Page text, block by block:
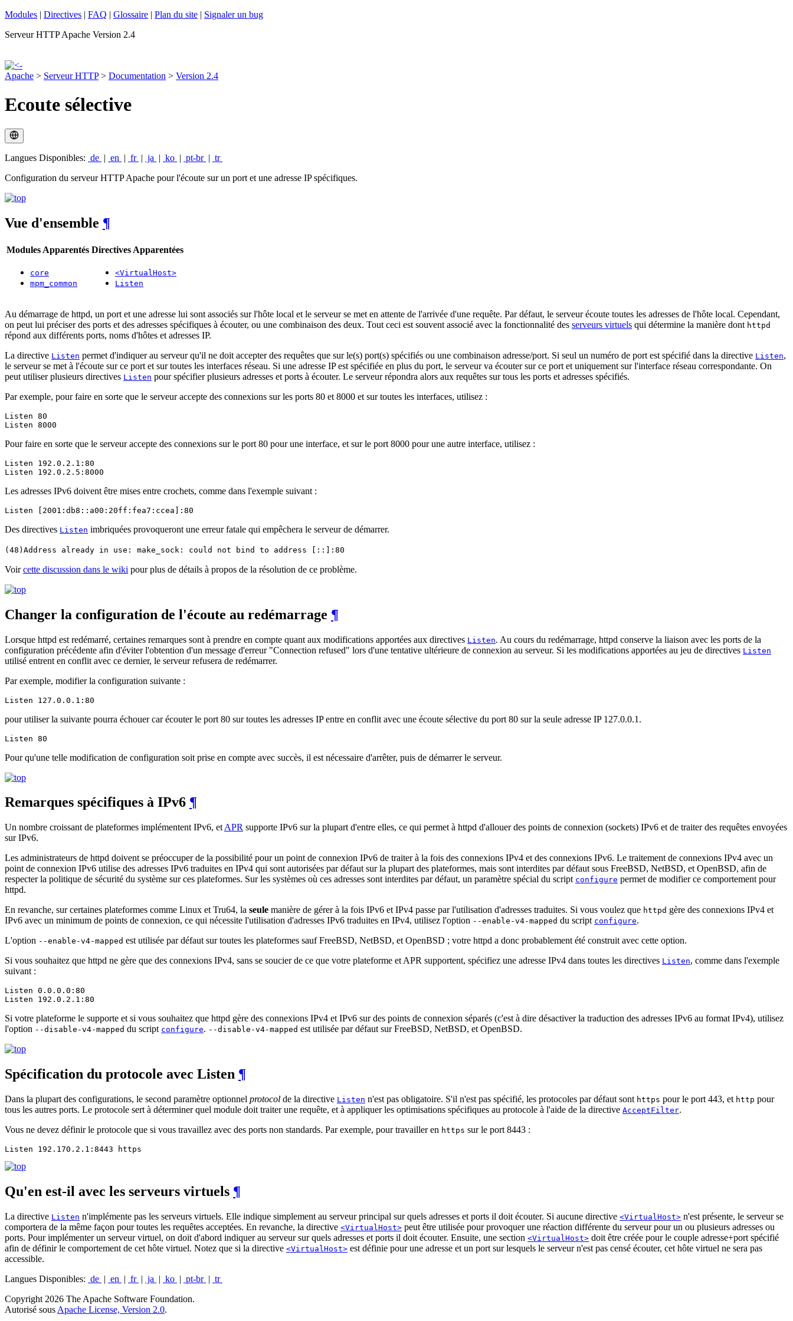
Modules | Directives | FAQ | Glossaire | Plan du site | Signaler un bug
Serveur HTTP Apache Version 2.4
Apache > Serveur HTTP> Documentation > Version 2.4
Ecoute sélective
Langues Disponibles: de | en | fr | ja | ko | pt-br | tr
Configuration du serveur HTTP Apache pour l'écoute sur un port et une adresse IP spécifiques.
Vue d'ensemble ¶
Modules Apparentés Directives Apparentées
core
mpm_common
<VirtualHost>
Listen
Au démarrage de httpd, un port et une adresse lui sont associés sur l'hôte local et le serveur se met en attente de l'arrivée d'une requête. Par défaut, le serveur écoute toutes les adresses de l'hôte local. Cependant,
on peut lui préciser des ports et des adresses spécifiques à écouter, ou une combinaison des deux. Tout ceci est souvent associé avec la fonctionnalité des serveurs virtuels qui détermine la manière dont httpd
répond aux différents ports, noms d'hôtes et adresses IP.
La directive Listen permet d'indiquer au serveur qu'il ne doit accepter des requêtes que sur le(s) port(s) spécifiés ou une combinaison adresse/port. Si seul un numéro de port est spécifié dans la directive Listen,
le serveur se met à l'écoute sur ce port et sur toutes les interfaces réseau. Si une adresse IP est spécifiée en plus du port, le serveur va écouter sur ce port et uniquement sur l'interface réseau correspondante. On
peut utiliser plusieurs directives Listen pour spécifier plusieurs adresses et ports à écouter. Le serveur répondra alors aux requêtes sur tous les ports et adresses spécifiés.
Par exemple, pour faire en sorte que le serveur accepte des connexions sur les ports 80 et 8000 et sur toutes les interfaces, utilisez :
Listen 80
Listen 8000
Pour faire en sorte que le serveur accepte des connexions sur le port 80 pour une interface, et sur le port 8000 pour une autre interface, utilisez :
Listen 192.0.2.1:80
Listen 192.0.2.5:8000
Les adresses IPv6 doivent être mises entre crochets, comme dans l'exemple suivant :
Listen [2001:db8::a00:20ff:fea7:ccea]:80
Des directives Listen imbriquées provoqueront une erreur fatale qui empêchera le serveur de démarrer.
(48)Address already in use: make_sock: could not bind to address [::]:80
Voircette discussion dans le wiki pour plus de détails à propos de la résolution de ce problème.
Changer la configuration de l'écoute au redémarrage ¶
Lorsque httpd est redémarré, certaines remarques sont à prendre en compte quant aux modifications apportées aux directives Listen. Au cours du redémarrage, httpd conserve la liaison avec les ports de la
configuration précédente afin d'éviter l'obtention d'un message d'erreur "Connection refused" lors d'une tentative ultérieure de connexion au serveur. Si les modifications apportées au jeu de directives Listen
utilisé entrent en conflit avec ce dernier, le serveur refusera de redémarrer.
Par exemple, modifier la configuration suivante :
Listen 127.0.0.1:80
pour utiliser la suivante pourra échouer car écouter le port 80 sur toutes les adresses IP entre en conflit avec une écoute sélective du port 80 sur la seule adresse IP 127.0.0.1.
Listen 80
Pour qu'une telle modification de configuration soit prise en compte avec succès, il est nécessaire d'arrêter, puis de démarrer le serveur.
Remarques spécifiques à IPv6 ¶
Un nombre croissant de plateformes implémentent IPv6, et APR supporte IPv6 sur la plupart d'entre elles, ce qui permet à httpd d'allouer des points de connexion (sockets) IPv6 et de traiter des requêtes envoyées
sur IPv6.
Les administrateurs de httpd doivent se préoccuper de la possibilité pour un point de connexion IPv6 de traiter à la fois des connexions IPv4 et des connexions IPv6. Le traitement de connexions IPv4 avec un
point de connexion IPv6 utilise des adresses IPv6 traduites en IPv4 qui sont autorisées par défaut sur la plupart des plateformes, mais sont interdites par défaut sous FreeBSD, NetBSD, et OpenBSD, afin de
respecter la politique de sécurité du système sur ces plateformes. Sur les systèmes où ces adresses sont interdites par défaut, un paramètre spécial du script configure permet de modifier ce comportement pour
httpd.
En revanche, sur certaines plateformes comme Linux et Tru64, la seule manière de gérer à la fois IPv6 et IPv4 passe par l'utilisation d'adresses traduites. Si vous voulez que httpd gère des connexions IPv4 et
IPv6 avec un minimum de points de connexion, ce qui nécessite l'utilisation d'adresses IPv6 traduites en IPv4, utilisez l'option --enable-v4-mapped du script configure.
L'option --enable-v4-mapped est utilisée par défaut sur toutes les plateformes sauf FreeBSD, NetBSD, et OpenBSD ; votre httpd a donc probablement été construit avec cette option.
Si vous souhaitez que httpd ne gère que des connexions IPv4, sans se soucier de ce que votre plateforme et APR supportent, spécifiez une adresse IPv4 dans toutes les directives Listen, comme dans l'exemple
suivant :
Listen 0.0.0.0:80
Listen 192.0.2.1:80
Si votre plateforme le supporte et si vous souhaitez que httpd gère des connexions IPv4 et IPv6 sur des points de connexion séparés (c'est à dire désactiver la traduction des adresses IPv6 au format IPv4), utilisez
l'option --disable-v4-mapped du script configure. --disable-v4-mapped est utilisée par défaut sur FreeBSD, NetBSD, et OpenBSD.
Spécification du protocole avec Listen ¶
Dans la plupart des configurations, le second paramètre optionnel protocol de la directive Listen n'est pas obligatoire. S'il n'est pas spécifié, les protocoles par défaut sont https pour le port 443, et http pour
tous les autres ports. Le protocole sert à déterminer quel module doit traiter une requête, et à appliquer les optimisations spécifiques au protocole à l'aide de la directive AcceptFilter.
Vous ne devez définir le protocole que si vous travaillez avec des ports non standards. Par exemple, pour travailler en https sur le port 8443 :
Listen 192.170.2.1:8443 https
Qu'en est-il avec les serveurs virtuels ¶
La directive Listen n'implémente pas les serveurs virtuels. Elle indique simplement au serveur principal sur quels adresses et ports il doit écouter. Si aucune directive <VirtualHost> n'est présente, le serveur se
comportera de la même façon pour toutes les requêtes acceptées. En revanche, la directive <VirtualHost> peut être utilisée pour provoquer une réaction différente du serveur pour un ou plusieurs adresses ou
ports. Pour implémenter un serveur virtuel, on doit d'abord indiquer au serveur sur quels adresses et ports il doit écouter. Ensuite, une section <VirtualHost> doit être créée pour le couple adresse+port spécifié
afin de définir le comportement de cet hôte virtuel. Notez que si la directive <VirtualHost> est définie pour une adresse et un port sur lesquels le serveur n'est pas censé écouter, cet hôte virtuel ne sera pas
accessible.
Langues Disponibles: de | en | fr | ja | ko | pt-br | tr
Copyright 2026 The Apache Software Foundation.
Autorisé sous Apache License, Version 2.0.